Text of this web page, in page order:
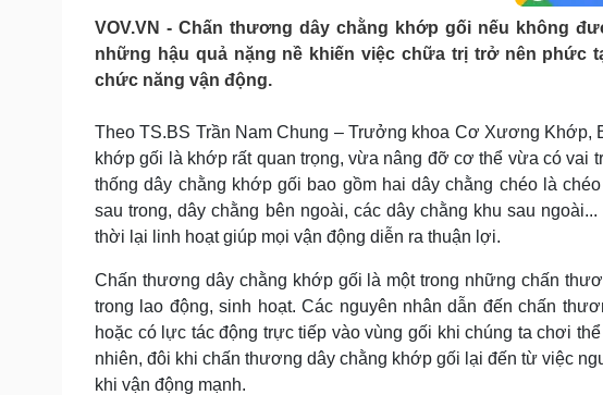
Pháp luật
Vụ án
Tin nóng
Quân sự - Quốc phòng
Vũ khí
Thể thao
Bóng đá
eSports
Hậu
Sức khỏe
Dinh dưỡng - món ngon
Cây thuốc
Nhi khoa
Nam khoa
Làm đẹp - giảm cân
Phòng mạch online
Ăn sạch sống khỏe
Đời sống
Nhà đẹp
Blog
Văn hóa
Sân
Di sản
VOV.VN - Chấn thương dây chằng khớp gối nếu không
những hậu quả nặng nề khiến việc chữa trị trở nên
chức năng vận động.
Theo TS.BS Trần Nam Chung – Trưởng khoa Cơ Xương
khớp gối là khớp rất quan trọng, vừa nâng đỡ cơ thể vừa có vai
thống dây chằng khớp gối bao gồm hai dây chằng chéo là
sau trong, dây chằng bên ngoài, các dây chằng khu sau
thời lại linh hoạt giúp mọi vận động diễn ra thuận lợi.
Chấn thương dây chằng khớp gối là một trong những chấn
trong lao động, sinh hoạt. Các nguyên nhân dẫn đến chấn
hoặc có lực tác động trực tiếp vào vùng gối khi chúng ta chơi
nhiên, đôi khi chấn thương dây chằng khớp gối lại đến từ việc
khi vận động mạnh.